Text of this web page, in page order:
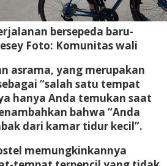
bersepeda baru-
Foto: Komunitas wali
asrama, yang merupakan
“salah satu tempat
hanya Anda temukan saat
bahwa “Anda
dari kamar tidur kecil”.
memungkinkannya